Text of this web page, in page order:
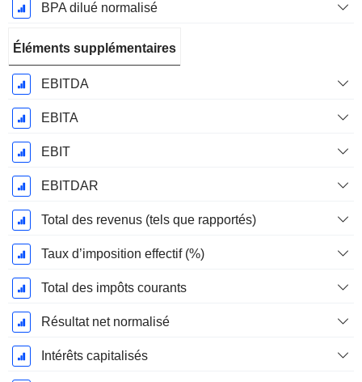
BPA dilué normalisé
Éléments supplémentaires
EBITDA
EBITA
EBIT
EBITDAR
Total des revenus (tels que rapportés)
Taux d’imposition effectif (%)
Total des impôts courants
Résultat net normalisé
Intérêts capitalisés